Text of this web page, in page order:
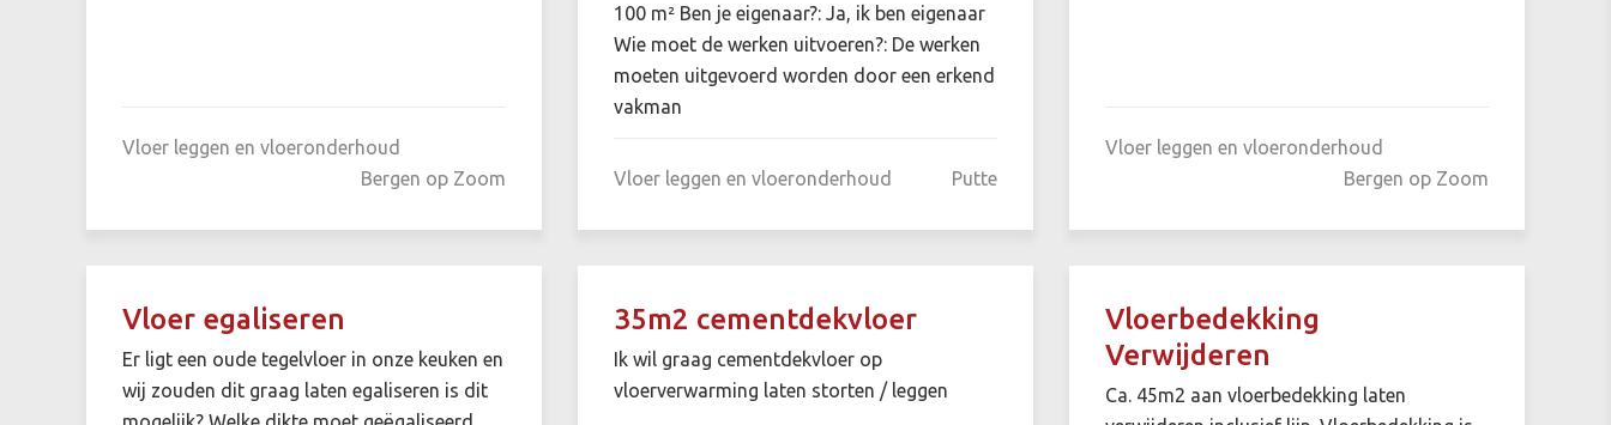
Vloer leggen en vloeronderhoud
Bergen op Zoom
100 m² Ben je eigenaar?: Ja, ik ben eigenaar
Wie moet de werken uitvoeren?: De werken
moeten uitgevoerd worden door een erkend
vakman
Vloer leggen en vloeronderhoud Putte
Vloer leggen en vloeronderhoud
Bergen op Zoom
Vloer egaliseren
Er ligt een oude tegelvloer in onze keuken en
wij zouden dit graag laten egaliseren is dit
35m2 cementdekvloer
Ik wil graag cementdekvloer op
vloerverwarming laten storten / leggen
Vloerbedekking
Verwijderen
Ca. 45m2 aan vloerbedekking laten